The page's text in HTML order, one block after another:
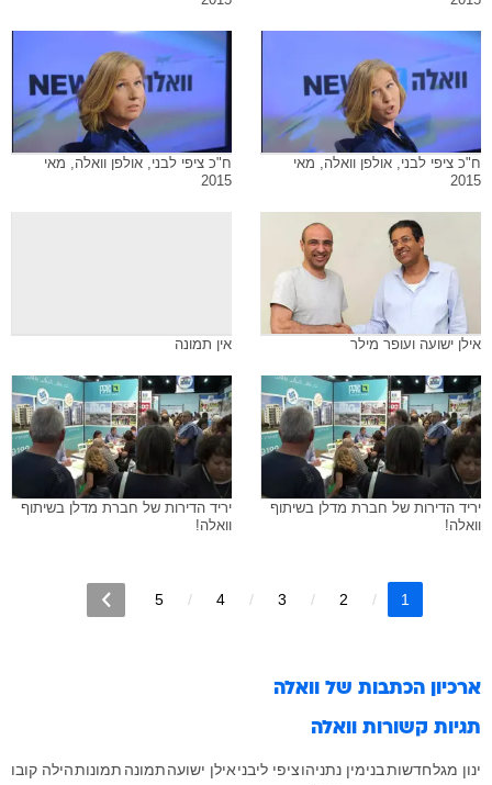
ח"כ ציפי לבני, אולפן וואלה, מאי
2015
ח"כ ציפי לבני, אולפן וואלה, מאי
2015
אילן ישועה ועופר מילר אין תמונה
יריד הדירות של חברת מדלן בשיתוף
וואלה!
יריד הדירות של חברת מדלן בשיתוף
וואלה!
1
2
3
4
5
ארכיון הכתבות של וואלה
תגיות קשורות וואלה
ינון מגלחדשותבנימין נתניהוציפי ליבניאילן ישועהתמונה תמונותהילה קובו